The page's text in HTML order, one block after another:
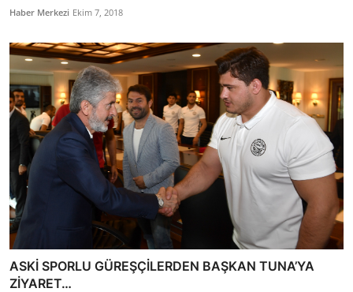
Haber Merkezi Ekim 7, 2018
ASKİ SPORLU GÜREŞÇİLERDEN BAŞKAN TUNA’YA
ZİYARET…